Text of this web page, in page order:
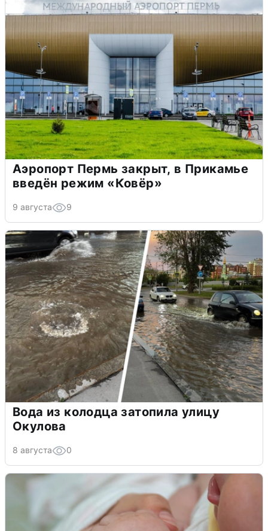
Аэропорт Пермь закрыт, в Прикамье
введён режим «Ковёр»
9 августа 9
Вода из колодца затопила улицу
Окулова
8 августа 0